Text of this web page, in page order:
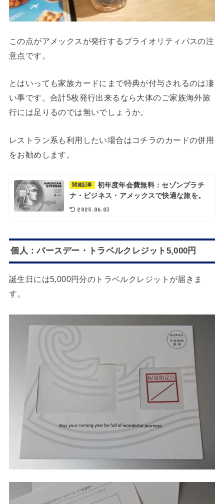
この点がアメックスが発行するプライオリティパスの注
意点です。
とはいっても家族カードにまで特典が付与されるのは凄
い事です。合計5枚発行出来るなら大体のご家族海外旅
行には足りるのでは無いでしょうか。
レストラン系も利用したい場合はコチラのカードの併用
をお勧めします。
関連記事
初年度年会費無料：セゾンプラチ
ナ・ビジネス・アメックスで快適な旅を。
2025.06.03
個人：バースデー・トラベルクレジット5,000円
誕生日には5,000円分のトラベルクレジットが届きま
す。